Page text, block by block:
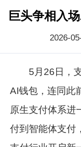
巨头争相入
2026-
5月26日，支
AI钱包，连同此
原生支付体系进
付到智能体支付